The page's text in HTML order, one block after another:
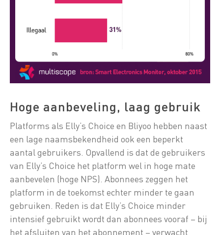
Hoge aanbeveling, laag gebruik
Platforms als Elly’s Choice en Bliyoo hebben naast
een lage naamsbekendheid ook een beperkt
aantal gebruikers. Opvallend is dat de gebruikers
van Elly’s Choice het platform wel in hoge mate
aanbevelen (hoge NPS). Abonnees zeggen het
platform in de toekomst echter minder te gaan
gebruiken. Reden is dat Elly’s Choice minder
intensief gebruikt wordt dan abonnees vooraf – bij
het afsluiten van het abonnement – verwacht